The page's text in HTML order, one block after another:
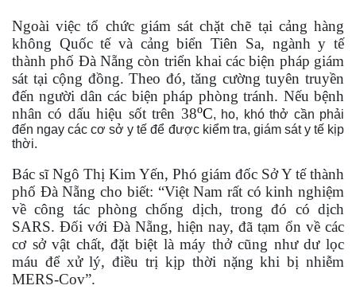
Thế giới
Quan sát
Cuộc sống đó đây
Hồ sơ
Multimedia
Video
Ảnh
E-Magazine
Infographic
Ngoài việc tổ chức giám sát chặt chẽ tại cảng hàng
không Quốc tế và cảng biển Tiên Sa, ngành y tế
thành phố Đà Nẵng còn triển khai các biện pháp giám
sát tại cộng đồng. Theo đó, tăng cường tuyên truyền
đến người dân các biện pháp phòng tránh. Nếu bệnh
nhân có dấu hiệu sốt trên 38oC, ho, khó thở cần phải
đến ngay các cơ sở y tế để được kiểm tra, giám sát y tế kịp
thời.
Bác sĩ Ngô Thị Kim Yến, Phó giám đốc Sở Y tế thành
phố Đà Nẵng cho biết: “Việt Nam rất có kinh nghiệm
về công tác phòng chống dịch, trong đó có dịch
SARS. Đối với Đà Nẵng, hiện nay, đã tạm ổn về các
cơ sở vật chất, đặt biệt là máy thở cũng như dư lọc
máu để xử lý, điều trị kịp thời nặng khi bị nhiễm
MERS-Cov”.